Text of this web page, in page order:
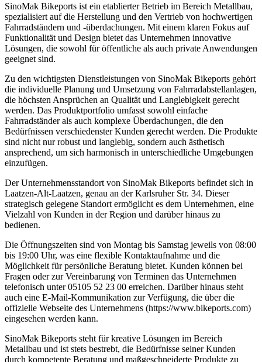
SinoMak Bikeports ist ein etablierter Betrieb im Bereich Metallbau,
spezialisiert auf die Herstellung und den Vertrieb von hochwertigen
Fahrradständern und -überdachungen. Mit einem klaren Fokus auf
Funktionalität und Design bietet das Unternehmen innovative
Lösungen, die sowohl für öffentliche als auch private Anwendungen
geeignet sind.
Zu den wichtigsten Dienstleistungen von SinoMak Bikeports gehört
die individuelle Planung und Umsetzung von Fahrradabstellanlagen,
die höchsten Ansprüchen an Qualität und Langlebigkeit gerecht
werden. Das Produktportfolio umfasst sowohl einfache
Fahrradständer als auch komplexe Überdachungen, die den
Bedürfnissen verschiedenster Kunden gerecht werden. Die Produkte
sind nicht nur robust und langlebig, sondern auch ästhetisch
ansprechend, um sich harmonisch in unterschiedliche Umgebungen
einzufügen.
Der Unternehmensstandort von SinoMak Bikeports befindet sich in
Laatzen-Alt-Laatzen, genau an der Karlsruher Str. 34. Dieser
strategisch gelegene Standort ermöglicht es dem Unternehmen, eine
Vielzahl von Kunden in der Region und darüber hinaus zu
bedienen.
Die Öffnungszeiten sind von Montag bis Samstag jeweils von 08:00
bis 19:00 Uhr, was eine flexible Kontaktaufnahme und die
Möglichkeit für persönliche Beratung bietet. Kunden können bei
Fragen oder zur Vereinbarung von Terminen das Unternehmen
telefonisch unter 05105 52 23 00 erreichen. Darüber hinaus steht
auch eine E-Mail-Kommunikation zur Verfügung, die über die
offizielle Webseite des Unternehmens (https://www.bikeports.com)
eingesehen werden kann.
SinoMak Bikeports steht für kreative Lösungen im Bereich
Metallbau und ist stets bestrebt, die Bedürfnisse seiner Kunden
durch kompetente Beratung und maßgeschneiderte Produkte zu